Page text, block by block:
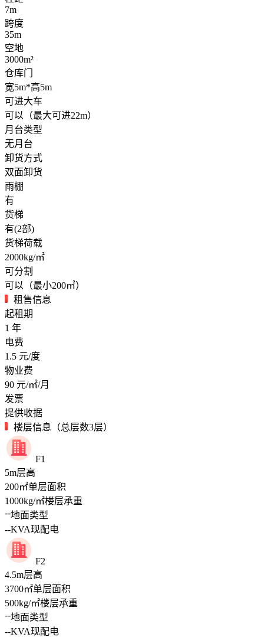
7m
跨度
35m
空地
3000m²
仓库门
宽5m*高5m
可进大车
可以（最大可进22m）
月台类型
无月台
卸货方式
双面卸货
雨棚
有
货梯
有(2部)
货梯荷载
2000kg/㎡
可分割
可以（最小200㎡）
租售信息
起租期
1 年
电费
1.5 元/度
物业费
90 元/㎡/月
发票
提供收据
楼层信息（总层数3层）
F1
5m层高
200㎡单层面积
1000kg/㎡楼层承重
--地面类型
--KVA现配电
F2
4.5m层高
3700㎡单层面积
500kg/㎡楼层承重
--地面类型
--KVA现配电